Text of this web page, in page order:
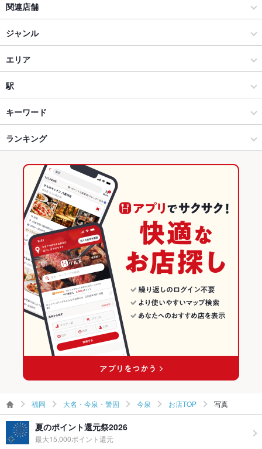
関連店舗
焼とりの八兵衛 Bekkan
焼とりの八兵衛 六本木店
ジャンル
居酒屋
和風
大名・今泉・警固 × 居酒屋
大名・今泉・警固 × 和風
西鉄福岡駅 × 居酒屋
西鉄福岡駅 × 和風
エリア
今泉
今泉 × 居酒屋
今泉 × 和風
福岡 × 居酒屋
福岡 × 和風
駅
天神駅
西鉄福岡駅
キーワード
お茶漬け
ランキング
福岡のグルメランキング
福岡の居酒屋ランキング
大名・今泉・警固のグルメランキング
大名・今泉・警固の居酒屋ランキング
今泉のグルメランキング
今泉の居酒屋ランキング
福岡 大名・今泉・警固 今泉 お店TOP 写真
夏のポイント還元祭2026
最大15,000ポイント還元